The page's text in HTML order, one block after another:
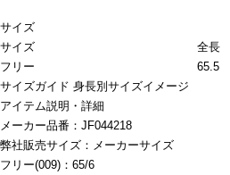
サイズ
サイズ
全長
フリー
65.5
サイズガイド 身長別サイズイメージ
アイテム説明・詳細
メーカー品番：JF044218
弊社販売サイズ：メーカーサイズ
フリー(009)：65/6